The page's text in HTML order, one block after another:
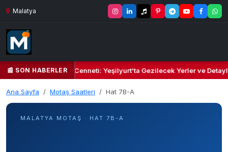
Malatya
📰 SON HABERLER
Yeşil Kalbi ve Kültür Cenneti: Yeşilyurt’ta Gezilecek Yerler ve
Ana Sayfa Motaş Saatleri Hat 7B-A
MALATYA MOTAŞ · HAT 7B-A